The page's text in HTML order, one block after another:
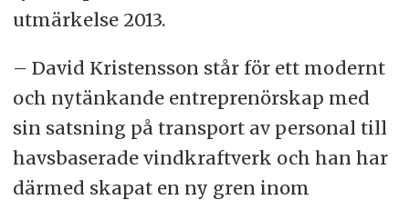
utmärkelse 2013.
– David Kristensson står för ett modernt
och nytänkande entreprenörskap med
sin satsning på transport av personal till
havsbaserade vindkraftverk och han har
därmed skapat en ny gren inom